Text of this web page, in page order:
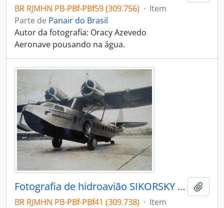
BR RJMHN PB-PBf-PBf59 (309.756) · Item
Parte de Panair do Brasil
Autor da fotografia: Oracy Azevedo
Aeronave pousando na água.
Fotografia de hidroavião SIKORSKY S-43 PP-PAW da Panair do Brasil S.A
BR RJMHN PB-PBf-PBf41 (309.738) · Item